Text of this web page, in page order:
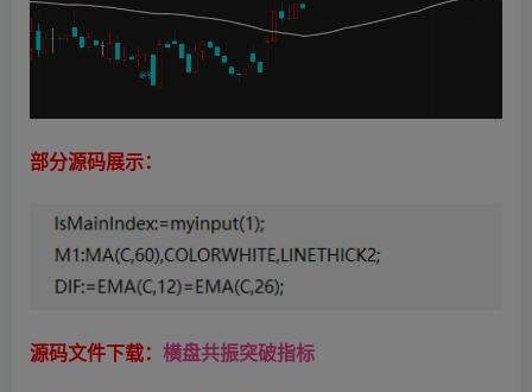
部分源码展示：
源码文件下载： 横盘共振突破指标